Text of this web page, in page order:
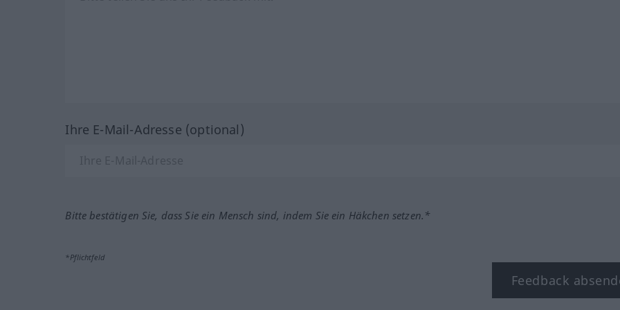
Ihre E-Mail-Adresse (optional)
Bitte bestätigen Sie, dass Sie ein Mensch sind, indem Sie ein Häkchen setzen.*
*Pflichtfeld
Feedback